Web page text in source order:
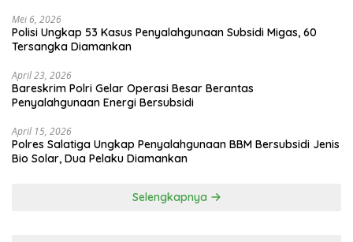
Mei 6, 2026
Polisi Ungkap 53 Kasus Penyalahgunaan Subsidi Migas, 60
Tersangka Diamankan
April 23, 2026
Bareskrim Polri Gelar Operasi Besar Berantas
Penyalahgunaan Energi Bersubsidi
April 15, 2026
Polres Salatiga Ungkap Penyalahgunaan BBM Bersubsidi Jenis
Bio Solar, Dua Pelaku Diamankan
Selengkapnya